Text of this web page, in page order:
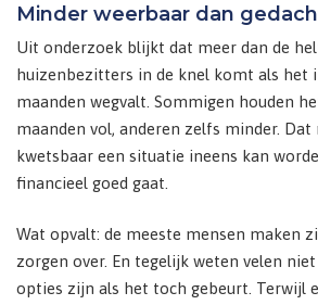
Minder weerbaar dan
Uit onderzoek blijkt dat meer dan de
huizenbezitters in de knel komt als het
maanden wegvalt. Sommigen houden
maanden vol, anderen zelfs minder.
kwetsbaar een situatie ineens kan
financieel goed gaat.
Wat opvalt: de meeste mensen maken
zorgen over. En tegelijk weten velen
opties zijn als het toch gebeurt. Terwijl